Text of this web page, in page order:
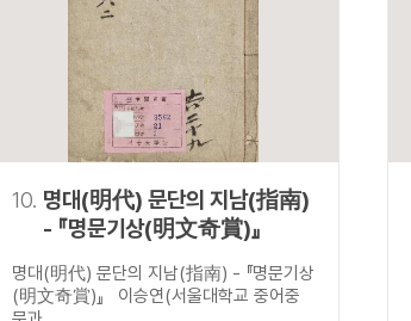
10. 명대(明代) 문단의 지남(指南)
- 『명문기상(明文奇賞)』
명대(明代) 문단의 지남(指南) - 『명문기상
(明文奇賞)』 이승연(서울대학교 중어중